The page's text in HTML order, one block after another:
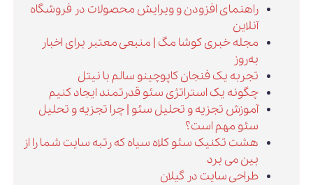
راهنمای افزودن و ویرایش محصولات در فروشگاه
آنلاین
مجله خبری کوشا مگ | منبعی معتبر برای اخبار
به‌روز
تجربه یک فنجان کاپوچینو سالم با نیتل
چگونه یک استراتژی سئو قدرتمند ایجاد کنیم
آموزش تجزیه و تحلیل سئو | چرا تجزیه و تحلیل
سئو مهم است؟
هشت تکنیک سئو کلاه سیاه که رتبه سایت شما را از
بین می برد
طراحی سایت در گیلان